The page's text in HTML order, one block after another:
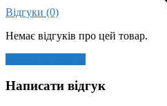
Відгуки (0)
Немає відгуків про цей товар.
Написати відгук